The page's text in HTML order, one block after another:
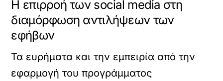
Η επιρροή των social media στη
διαμόρφωση αντιλήψεων των
εφήβων
Τα ευρήματα και την εμπειρία από την
εφαρμογή του προγράμματος